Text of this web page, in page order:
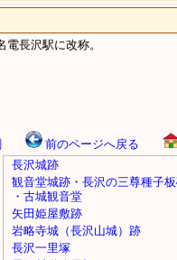
長沢駅に改称。
前のページへ戻る